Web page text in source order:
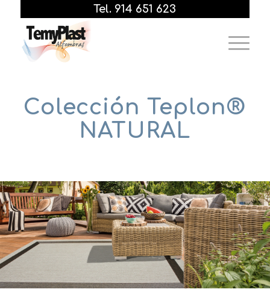
Tel. 914 651 623
Colección Teplon®
NATURAL